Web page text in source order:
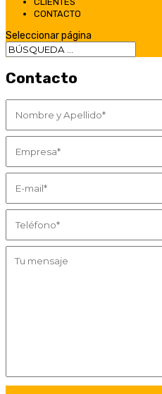
CONTACTO
Seleccionar página
Contacto